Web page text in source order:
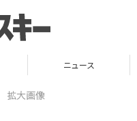
ニュース
拡大画像